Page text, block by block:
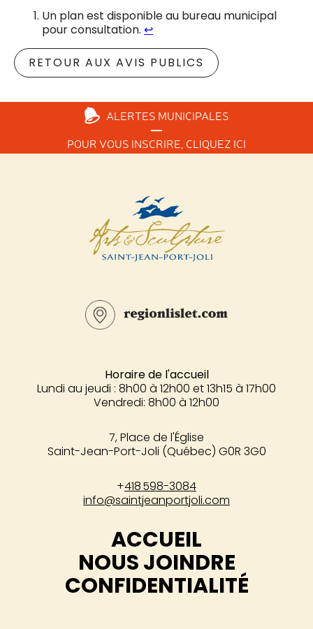
Un plan est disponible au bureau municipal
pour consultation. ↩︎
RETOUR AUX AVIS PUBLICS
ALERTES MUNICIPALES
POUR VOUS INSCRIRE, CLIQUEZ ICI
Horaire de l'accueil
Lundi au jeudi : 8h00 à 12h00 et 13h15 à 17h00
Vendredi: 8h00 à 12h00
7, Place de l'Église
Saint-Jean-Port-Joli (Québec) G0R 3G0
+418 598-3084
info@saintjeanportjoli.com
ACCUEIL
NOUS JOINDRE
CONFIDENTIALITÉ